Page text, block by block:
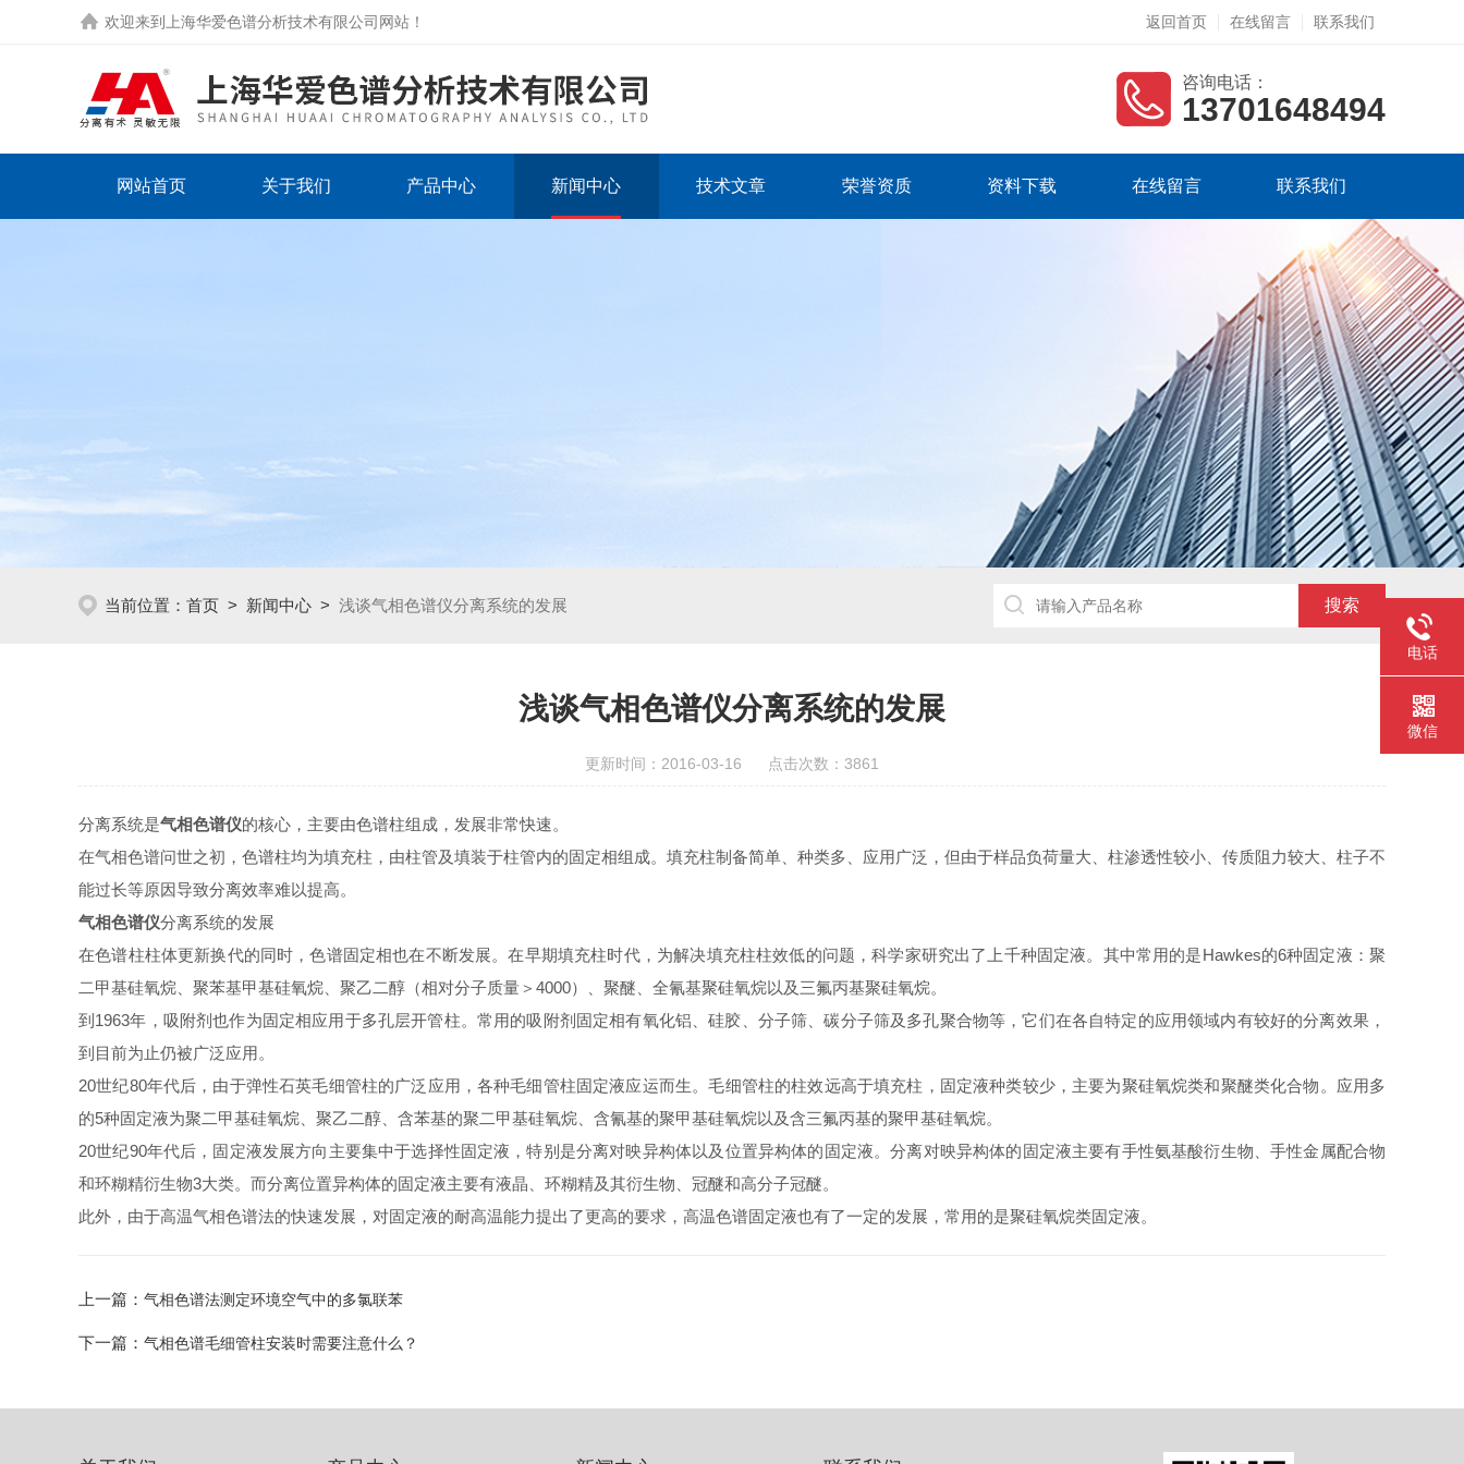
欢迎来到 上海华爱色谱分析技术有限公司网站 ！ 返回首页 在线留言 联系我们
咨询电话：
13701648494
网站首页 关于我们 产品中心 新闻中心 技术文章 荣誉资质 资料下载 在线留言 联系我们
当前位置： 首页 > 新闻中心 > 浅谈气相色谱仪分离系统的发展
浅谈气相色谱仪分离系统的发展
更新时间：2016-03-16 点击次数：3861
分离系统是气相色谱仪的核心，主要由色谱柱组成，发展非常快速。
在气相色谱问世之初，色谱柱均为填充柱，由柱管及填装于柱管内的固定相组成。填充柱制备简单、种类多、应用广泛，但由于样品负荷量大、柱渗透性较小、传质阻力较大、柱子不
能过长等原因导致分离效率难以提高。
气相色谱仪分离系统的发展
在色谱柱柱体更新换代的同时，色谱固定相也在不断发展。在早期填充柱时代，为解决填充柱柱效低的问题，科学家研究出了上千种固定液。其中常用的是Hawkes的6种固定液：聚
二甲基硅氧烷、聚苯基甲基硅氧烷、聚乙二醇（相对分子质量＞4000）、聚醚、全氰基聚硅氧烷以及三氟丙基聚硅氧烷。
到1963年，吸附剂也作为固定相应用于多孔层开管柱。常用的吸附剂固定相有氧化铝、硅胶、分子筛、碳分子筛及多孔聚合物等，它们在各自特定的应用领域内有较好的分离效果，
到目前为止仍被广泛应用。
20世纪80年代后，由于弹性石英毛细管柱的广泛应用，各种毛细管柱固定液应运而生。毛细管柱的柱效远高于填充柱，固定液种类较少，主要为聚硅氧烷类和聚醚类化合物。应用多
的5种固定液为聚二甲基硅氧烷、聚乙二醇、含苯基的聚二甲基硅氧烷、含氰基的聚甲基硅氧烷以及含三氟丙基的聚甲基硅氧烷。
20世纪90年代后，固定液发展方向主要集中于选择性固定液，特别是分离对映异构体以及位置异构体的固定液。分离对映异构体的固定液主要有手性氨基酸衍生物、手性金属配合物
和环糊精衍生物3大类。而分离位置异构体的固定液主要有液晶、环糊精及其衍生物、冠醚和高分子冠醚。
此外，由于高温气相色谱法的快速发展，对固定液的耐高温能力提出了更高的要求，高温色谱固定液也有了一定的发展，常用的是聚硅氧烷类固定液。
上一篇： 气相色谱法测定环境空气中的多氯联苯
下一篇： 气相色谱毛细管柱安装时需要注意什么？
电话
微信